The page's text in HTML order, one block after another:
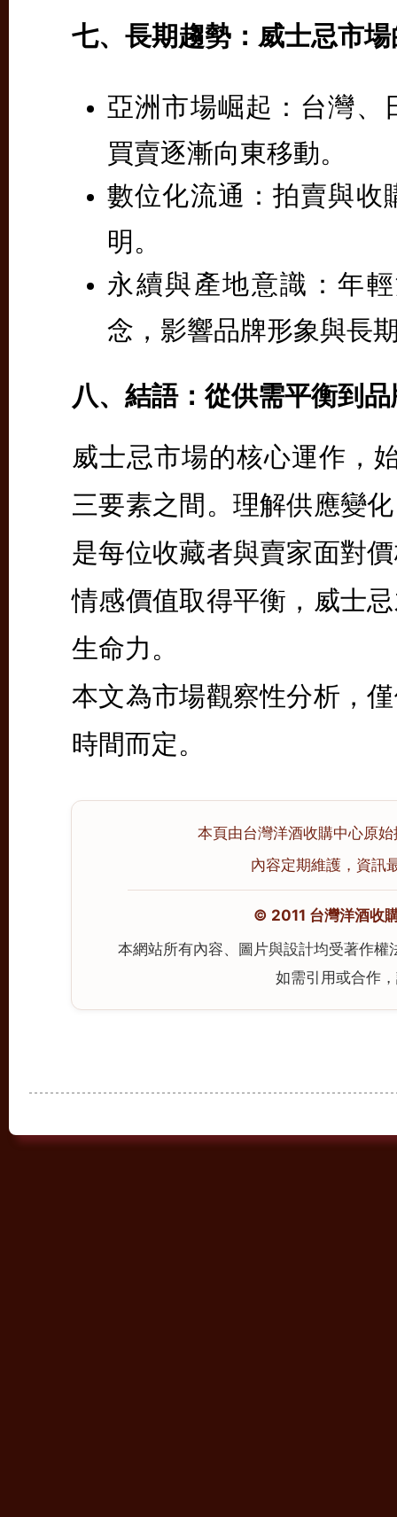
七、長期趨勢：威士忌市
亞洲市場崛起： 台灣、
買賣逐漸向東移動。
數位化流通： 拍賣與收
明。
永續與產地意識：年
念，影響品牌形象與長
八、結語：從供需平衡到
威士忌市場的核心運作，
三要素之間。理解供應變
是每位收藏者與賣家面對
情感價值取得平衡，威士
生命力。
本文為市場觀察性分析，
時間而定。
本頁由台灣洋酒收購中心原
內容定期維護，資訊
© 2011 台灣洋酒收
本網站所有內容、圖片與設計均受著作
如需引用或合作